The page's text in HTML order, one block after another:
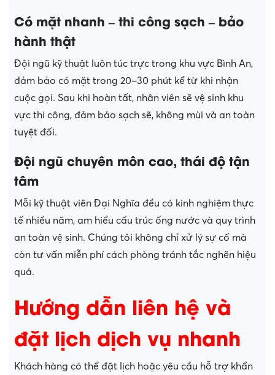
Có mặt nhanh – thi công sạch – bảo
hành thật
Đội ngũ kỹ thuật luôn túc trực trong khu vực Bình An,
đảm bảo có mặt trong 20–30 phút kể từ khi nhận
cuộc gọi. Sau khi hoàn tất, nhân viên sẽ vệ sinh khu
vực thi công, đảm bảo sạch sẽ, không mùi và an toàn
tuyệt đối.
Đội ngũ chuyên môn cao, thái độ tận
tâm
Mỗi kỹ thuật viên Đại Nghĩa đều có kinh nghiệm thực
tế nhiều năm, am hiểu cấu trúc ống nước và quy trình
an toàn vệ sinh. Chúng tôi không chỉ xử lý sự cố mà
còn tư vấn miễn phí cách phòng tránh tắc nghẽn hiệu
quả.
Hướng dẫn liên hệ và
đặt lịch dịch vụ nhanh
Khách hàng có thể đặt lịch hoặc yêu cầu hỗ trợ khẩn